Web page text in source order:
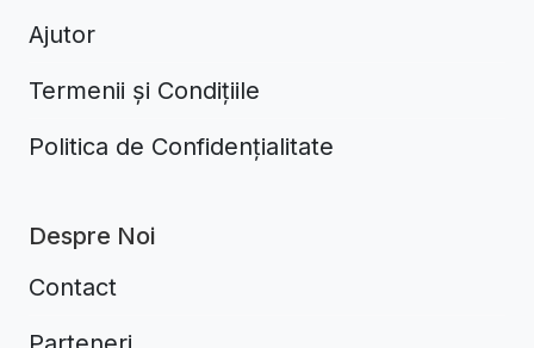
Ajutor
Termenii și Condițiile
Politica de Confidențialitate
Despre Noi
Contact